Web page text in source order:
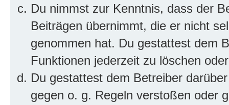
Du nimmst zur Kenntnis, dass der
Beiträgen übernimmt, die er nicht
genommen hat. Du gestattest dem
Funktionen jederzeit zu löschen
Du gestattest dem Betreiber
gegen o. g. Regeln verstoßen oder